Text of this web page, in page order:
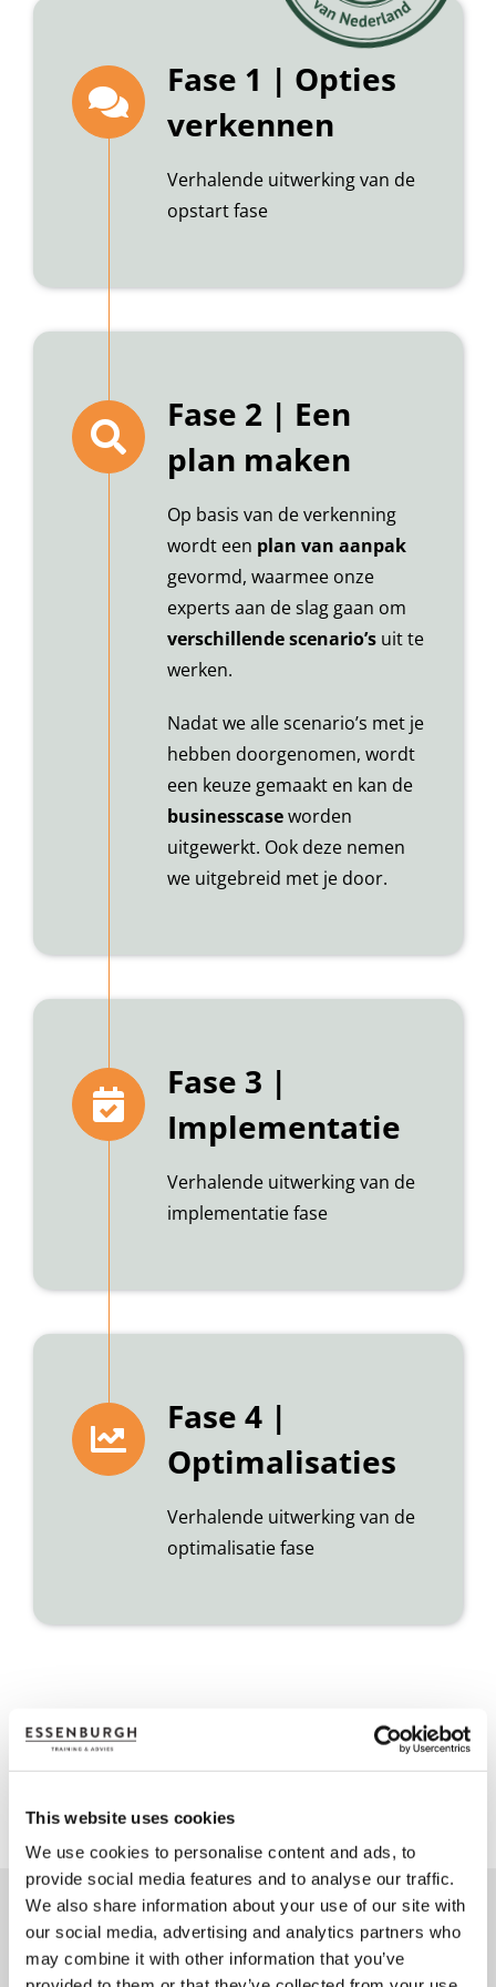
This website uses cookies
We use cookies to personalise content and ads, to
provide social media features and to analyse our traffic.
We also share information about your use of our site with
our social media, advertising and analytics partners who
may combine it with other information that you’ve
Fase 1 | Opties
verkennen
Verhalende uitwerking van de
opstart fase
Fase 2 | Een
plan maken
Op basis van de verkenning
wordt een plan van aanpak
gevormd, waarmee onze
experts aan de slag gaan om
verschillende scenario’suit te
werken.
Nadat we alle scenario’s met je
hebben doorgenomen, wordt
een keuze gemaakt en kan de
businesscaseworden
uitgewerkt. Ook deze nemen
we uitgebreid met je door.
Fase 3 |
Implementatie
Verhalende uitwerking van de
implementatie fase
Fase 4 |
Optimalisaties
Verhalende uitwerking van de
optimalisatie fase
ONZE WERKWIJZE .
Stap 1;Oriëntatiegesprekken